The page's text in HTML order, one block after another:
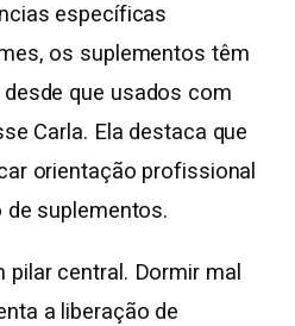
específicas
os suplementos têm
que usados com
Carla. Ela destaca que
orientação profissional
suplementos.
pilar central. Dormir mal
a liberação de